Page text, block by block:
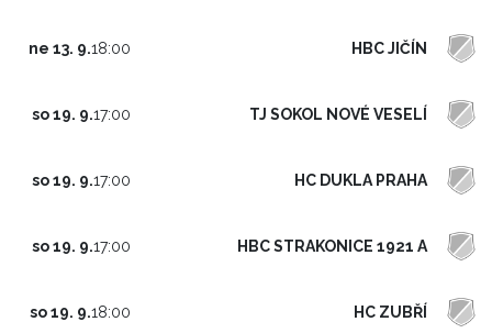
ne 13. 9.18:00 HBC JIČÍN
so 19. 9.17:00 TJ SOKOL NOVÉ VESELÍ
so 19. 9.17:00 HC DUKLA PRAHA
so 19. 9.17:00 HBC STRAKONICE 1921 A
so 19. 9.18:00 HC ZUBŘÍ